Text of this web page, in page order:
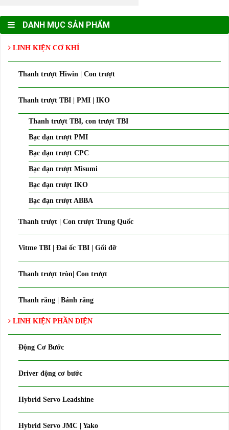
DANH MỤC SẢN PHẨM
LINH KIỆN CƠ KHÍ
Thanh trượt Hiwin | Con trượt
Thanh trượt TBI | PMI | IKO
Thanh trượt TBI, con trượt TBI
Bạc đạn trượt PMI
Bạc đạn trượt CPC
Bạc đạn trượt Misumi
Bạc đạn trượt IKO
Bạc đạn trượt ABBA
Thanh trượt | Con trượt Trung Quốc
Vitme TBI | Đai ốc TBI | Gối đỡ
Thanh trượt tròn| Con trượt
Thanh răng | Bánh răng
LINH KIỆN PHẦN ĐIỆN
Động Cơ Bước
Driver động cơ bước
Hybrid Servo Leadshine
Hybrid Servo JMC | Yako